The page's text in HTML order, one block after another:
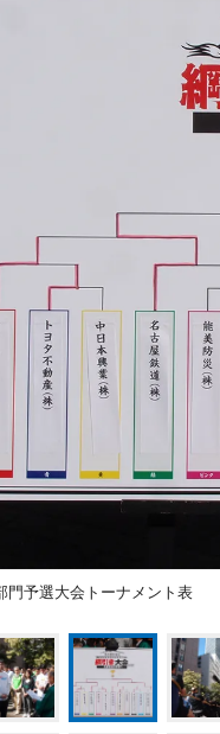
門予選大会トーナメント表